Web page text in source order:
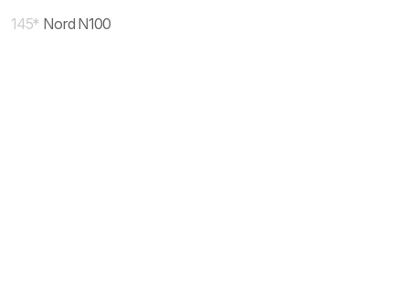
145* Nord N100